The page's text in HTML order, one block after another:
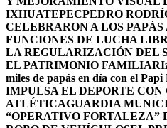
IXHUATEPECPEDRO
CELEBRARON A LOS
FUNCIONES DE LUCHA
LA REGULARIZACIÓN DEL
EL PATRIMONIO FAMILIAR
miles de papás en día con el Papi
IMPULSA EL DEPORTE CON
ATLÉTICAGUARDIA
“OPERATIVO FORTALEZA”